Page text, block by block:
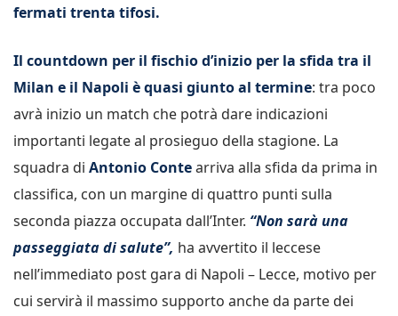
fermati trenta tifosi.
Il countdown per il fischio d’inizio per la sfida tra il
Milan e il Napoli è quasi giunto al termine: tra poco
avrà inizio un match che potrà dare indicazioni
importanti legate al prosieguo della stagione. La
squadra di Antonio Contearriva alla sfida da prima in
classifica, con un margine di quattro punti sulla
seconda piazza occupata dall’Inter. “Non sarà una
passeggiata di salute”, ha avvertito il leccese
nell’immediato post gara di Napoli – Lecce, motivo per
cui servirà il massimo supporto anche da parte dei